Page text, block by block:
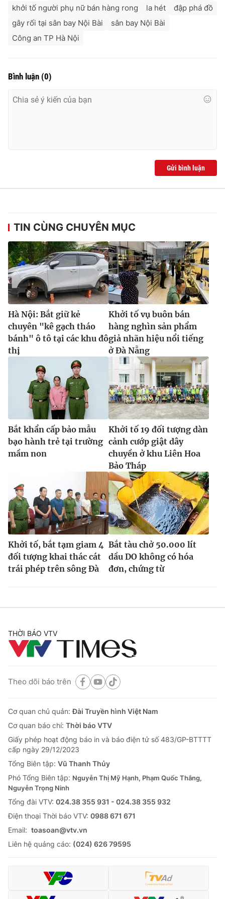
khởi tố người phụ nữ bán hàng rong
la hét
đập phá đồ
gây rối tại sân bay Nội Bài
sân bay Nội Bài
Công an TP Hà Nội
Bình luận (0)
Gửi bình luận
TIN CÙNG CHUYÊN MỤC
Hà Nội: Bắt giữ kẻ
chuyên "kê gạch tháo
bánh" ô tô tại các khu đô
thị
Khởi tố vụ buôn bán
hàng nghìn sản phẩm
giả nhãn hiệu nổi tiếng
ở Đà Nẵng
Bắt khẩn cấp bảo mẫu
bạo hành trẻ tại trường
mầm non
Khởi tố 19 đối tượng dàn
cảnh cướp giật dây
chuyền ở khu Liên Hoa
Bảo Tháp
Khởi tố, bắt tạm giam 4
đối tượng khai thác cát
trái phép trên sông Đà
Bắt tàu chở 50.000 lít
dầu DO không có hóa
đơn, chứng từ
THỜI BÁO VTV
Theo dõi báo trên
Cơ quan chủ quản:Đài Truyền hình Việt Nam
Cơ quan báo chí: Thời báo VTV
Giấy phép hoạt động báo in và báo điện tử số 483/GP-BTTTT
cấp ngày 29/12/2023
Tổng Biên tập: Vũ Thanh Thủy
Phó Tổng Biên tập: Nguyễn Thị Mỹ Hạnh, Phạm Quốc Thắng,
Nguyễn Trọng Ninh
Tổng đài VTV: 024.38 355 931 - 024.38 355 932
Ðiện thoại Thời báo VTV: 0988 671 671
Email: toasoan@vtv.vn
Liên hệ quảng cáo: (024) 626 79595